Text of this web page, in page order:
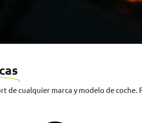
de cualquier marca y modelo de